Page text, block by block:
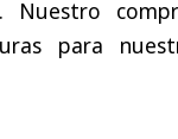
. Nuestro
para